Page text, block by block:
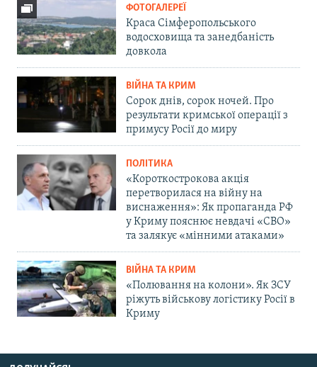
ФОТОГАЛЕРЕЇ
Краса Сімферопольського
водосховища та занедбаність
довкола
ВІЙНА ТА КРИМ
Сорок днів, сорок ночей. Про
результати кримської операції з
примусу Росії до миру
ПОЛІТИКА
«Короткострокова акція
перетворилася на війну на
виснаження»: Як пропаганда РФ
у Криму пояснює невдачі «СВО»
та залякує «мінними атаками»
ВІЙНА ТА КРИМ
«Полювання на колони». Як ЗСУ
ріжуть військову логістику Росії в
Криму